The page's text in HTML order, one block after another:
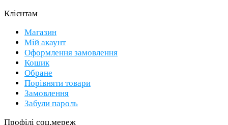
Клієнтам
Магазин
Мій акаунт
Оформлення замовлення
Кошик
Обране
Порівняти товари
Замовлення
Забули пароль
Профілі соц.мереж